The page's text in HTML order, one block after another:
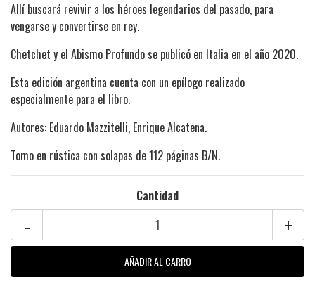
Allí buscará revivir a los héroes legendarios del pasado, para
vengarse y convertirse en rey.
Chetchet y el Abismo Profundo se publicó en Italia en el año 2020.
Esta edición argentina cuenta con un epílogo realizado
especialmente para el libro.
Autores: Eduardo Mazzitelli, Enrique Alcatena.
Tomo en rústica con solapas de 112 páginas B/N.
Cantidad
+
-